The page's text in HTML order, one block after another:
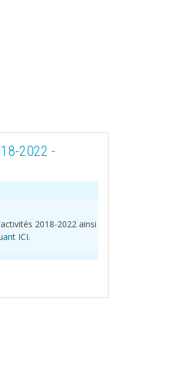
2022 -
2018-2022 ainsi
ICI.